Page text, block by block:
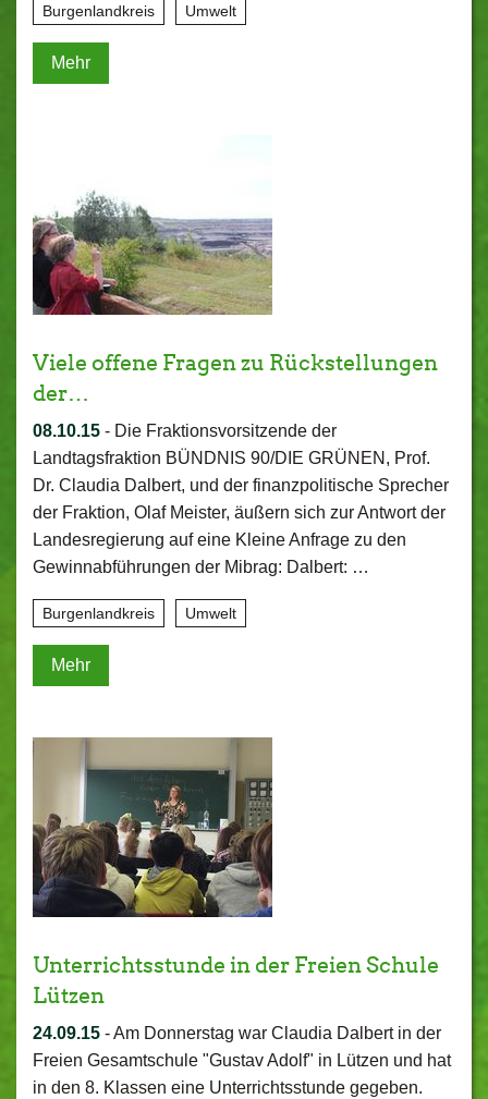
Burgenlandkreis Umwelt
Mehr
Viele offene Fragen zu Rückstellungen
der…
08.10.15 - Die Fraktionsvorsitzende der
Landtagsfraktion BÜNDNIS 90/DIE GRÜNEN, Prof.
Dr. Claudia Dalbert, und der finanzpolitische Sprecher
der Fraktion, Olaf Meister, äußern sich zur Antwort der
Landesregierung auf eine Kleine Anfrage zu den
Gewinnabführungen der Mibrag: Dalbert: …
Burgenlandkreis Umwelt
Mehr
Unterrichtsstunde in der Freien Schule
Lützen
24.09.15 -Am Donnerstag war Claudia Dalbert in der
Freien Gesamtschule "Gustav Adolf" in Lützen und hat
in den 8. Klassen eine Unterrichtsstunde gegeben.